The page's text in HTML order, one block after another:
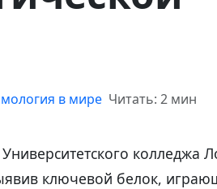
в мире Читать: 2 мин
колледжа
ключевой белок,